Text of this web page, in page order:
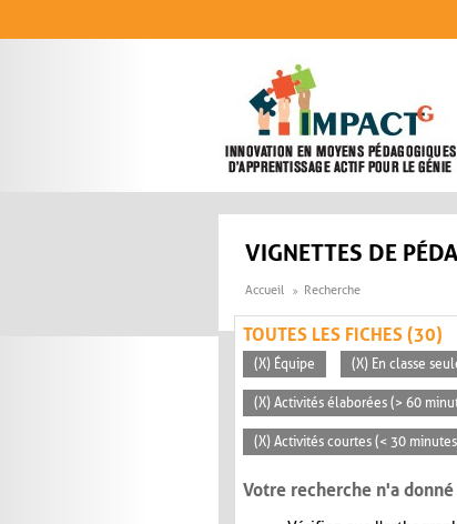
VIGNETTES DE
Accueil Recherche
TOUTES LES FICHES (30)
(X) Équipe (X) En classe
(X) Activités élaborées (> 60
(X) Activités courtes (< 30
Votre recherche n'a